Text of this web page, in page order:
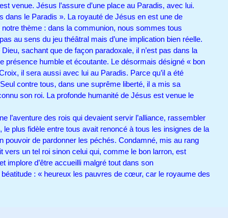
venue. Jésus l’assure d’une place au Paradis, avec lui.
dans le Paradis ». La royauté de Jésus en est une de
thème : dans la communion, nous sommes tous
au sens du jeu théâtral mais d’une implication bien réelle.
sachant que de façon paradoxale, il n’est pas dans la
présence humble et écoutante. Le désormais désigné « bon
il sera aussi avec lui au Paradis. Parce qu’il a été
contre tous, dans une suprême liberté, il a mis sa
son roi. La profonde humanité de Jésus est venue le
l’aventure des rois qui devaient servir l’alliance, rassembler
le plus fidèle entre tous avait renoncé à tous les insignes de la
pouvoir de pardonner les péchés. Condamné, mis au rang
vers un tel roi sinon celui qui, comme le bon larron, est
implore d’être accueilli malgré tout dans son
: « heureux les pauvres de cœur, car le royaume des